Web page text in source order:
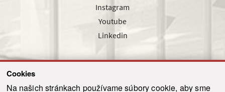
Cookies
Na našich stránkach používame súbory cookie, aby sme
Instagram
Youtube
Linkedin